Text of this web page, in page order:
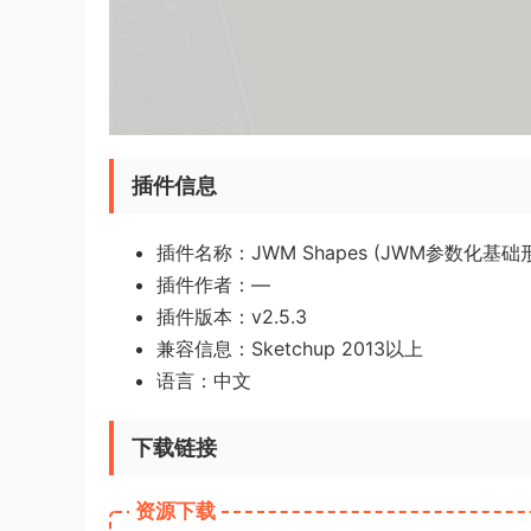
插件信息
插件名称：JWM Shapes (JWM参数化基础
插件作者： —
插件版本：v2.5.3
兼容信息：Sketchup 2013以上
语言：中文
下载链接
资源下载